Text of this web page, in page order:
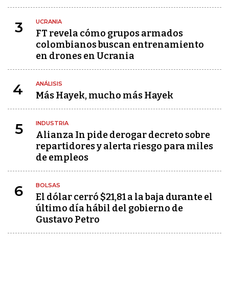
3 UCRANIA
FT revela cómo grupos armados
colombianos buscan entrenamiento
en drones en Ucrania
4 ANÁLISIS
Más Hayek, mucho más Hayek
5 INDUSTRIA
Alianza In pide derogar decreto sobre
repartidores y alerta riesgo para miles
de empleos
6 BOLSAS
El dólar cerró $21,81 a la baja durante el
último día hábil del gobierno de
Gustavo Petro